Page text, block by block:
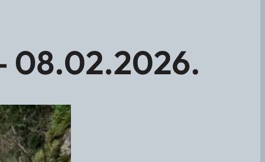
08.02.2026.